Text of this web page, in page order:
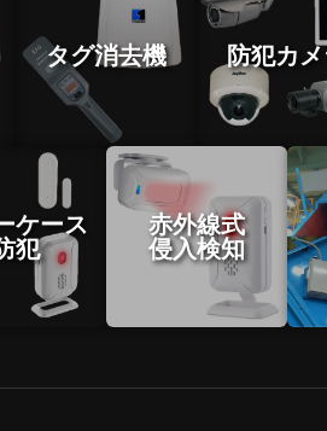
タグ消去機 防犯カ
ケース
犯
赤外線式
侵入検知